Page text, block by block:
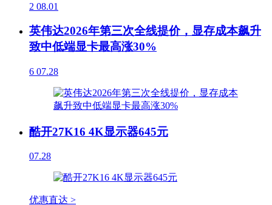
2 08.01
英伟达2026年第三次全线提价，显存成本飙升
致中低端显卡最高涨30%
6 07.28
酷开27K16 4K显示器645元
07.28
优惠直达 >